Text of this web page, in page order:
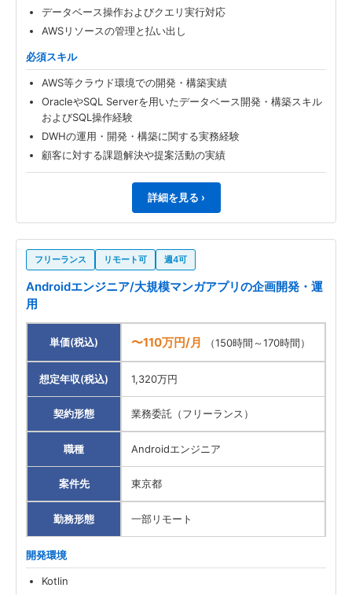
データベース操作およびクエリ実行対応
AWSリソースの管理と払い出し
必須スキル
AWS等クラウド環境での開発・構築実績
OracleやSQL Serverを用いたデータベース開発・構築スキル
およびSQL操作経験
DWHの運用・開発・構築に関する実務経験
顧客に対する課題解決や提案活動の実績
詳細を見る ›
フリーランス リモート可 週4可
Androidエンジニア/大規模マンガアプリの企画開発・運
用
単価(税込) 〜110万円/月 （150時間～170時間）
想定年収(税込) 1,320万円
契約形態 業務委託（フリーランス）
職種 Androidエンジニア
案件先 東京都
勤務形態 一部リモート
開発環境
Kotlin